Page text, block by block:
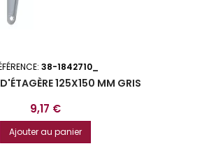
38-1842710_
125X150 MM GRIS
Prix
9,17 €
Ajouter au panier